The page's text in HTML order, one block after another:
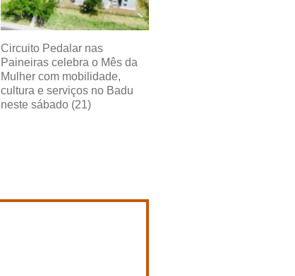
Circuito Pedalar nas
Paineiras celebra o Mês da
Mulher com mobilidade,
cultura e serviços no Badu
neste sábado (21)